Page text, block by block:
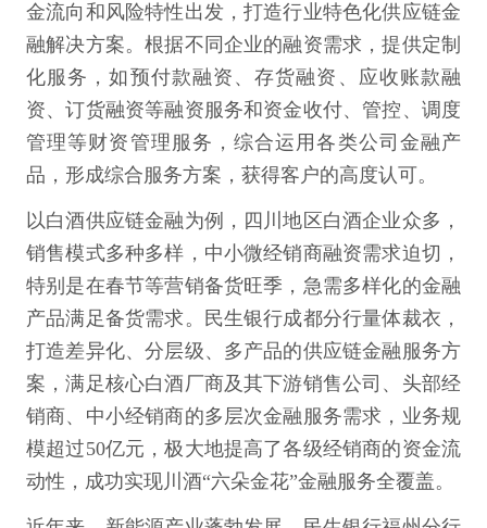
金流向和风险特性出发，打造行业特色化供应链金
融解决方案。根据不同企业的融资需求，提供定制
化服务，如预付款融资、存货融资、应收账款融
资、订货融资等融资服务和资金收付、管控、调度
管理等财资管理服务，综合运用各类公司金融产
品，形成综合服务方案，获得客户的高度认可。
以白酒供应链金融为例，四川地区白酒企业众多，
销售模式多种多样，中小微经销商融资需求迫切，
特别是在春节等营销备货旺季，急需多样化的金融
产品满足备货需求。民生银行成都分行量体裁衣，
打造差异化、分层级、多产品的供应链金融服务方
案，满足核心白酒厂商及其下游销售公司、头部经
销商、中小经销商的多层次金融服务需求，业务规
模超过50亿元，极大地提高了各级经销商的资金流
动性，成功实现川酒“六朵金花”金融服务全覆盖。